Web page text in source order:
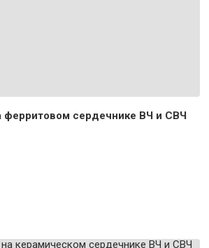
ферритовом сердечнике ВЧ и СВЧ